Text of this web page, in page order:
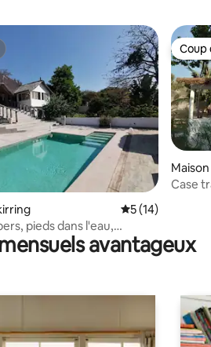
base de 39 commentaires : 4,92 sur 5
Évaluation
5 (14)
pieds dans l'eau,
Coup
Case
avantageux